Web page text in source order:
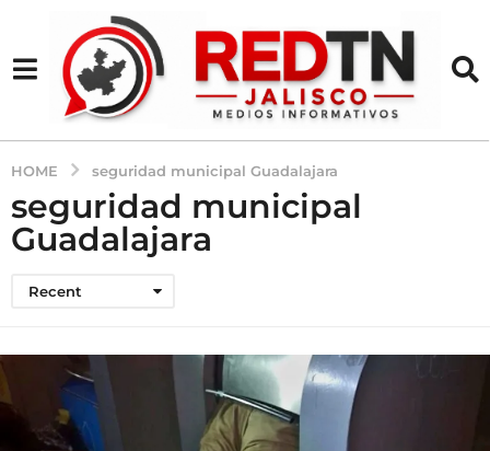
HOME seguridad municipal Guadalajara
seguridad municipal
Guadalajara
Recent